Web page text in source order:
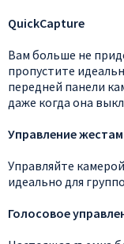
QuickCapture
Вам больше не
пропустите
передней панели
даже когда она
Управление
Управляйте
идеально для
Голосовое